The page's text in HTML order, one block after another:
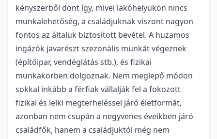
kényszerből dönt így, mivel lakóhelyükön nincs
munkalehetőség, a családjuknak viszont nagyon
fontos az általuk biztosított bevétel. A huzamos
ingázók javarészt szezonális munkát végeznek
(építőipar, vendéglátás stb.), és fizikai
munkakörben dolgoznak. Nem meglepő módon
sokkal inkább a férfiak vállalják fel a fokozott
fizikai és lelki megterheléssel járó életformát,
azonban nem csupán a negyvenes éveikben járó
családfők, hanem a családjuktól még nem